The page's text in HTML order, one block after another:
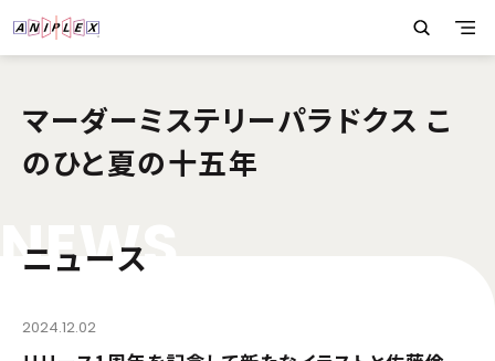
マーダーミステリーパラドクス こ
のひと夏の十五年
NEWS
ニュース
2024.12.02